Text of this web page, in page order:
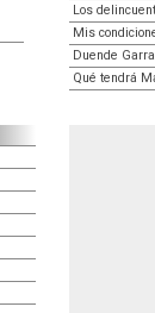
Los
Mis
Duende
Qué tendrá